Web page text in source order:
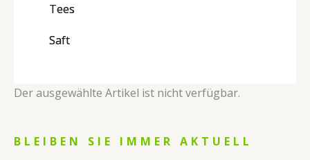
Tees
Saft
Der ausgewählte Artikel ist nicht verfügbar.
BLEIBEN SIE IMMER AKTUELL